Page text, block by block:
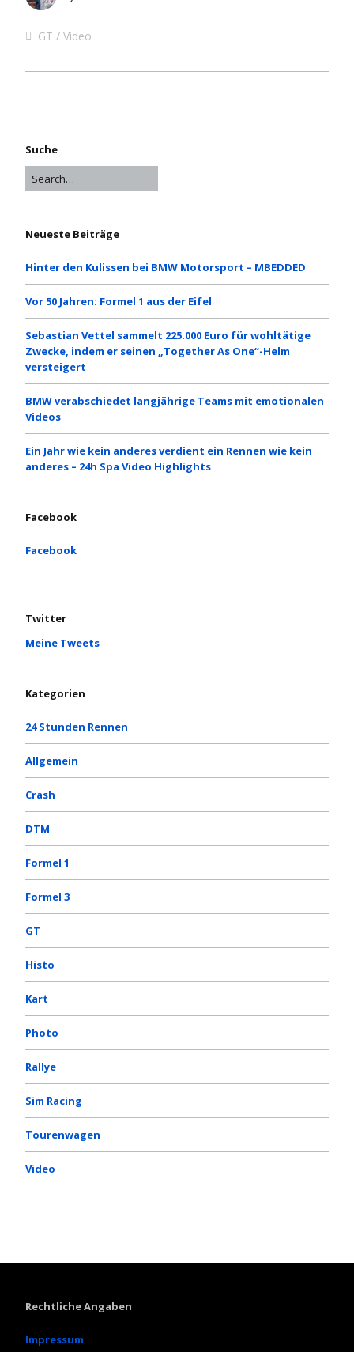
GT Video
Suche
Neueste Beiträge
Hinter den Kulissen bei BMW Motorsport – MBEDDED
Vor 50 Jahren: Formel 1 aus der Eifel
Sebastian Vettel sammelt 225.000 Euro für wohltätige
Zwecke, indem er seinen „Together As One“-Helm
versteigert
BMW verabschiedet langjährige Teams mit emotionalen
Videos
Ein Jahr wie kein anderes verdient ein Rennen wie kein
anderes – 24h Spa Video Highlights
Facebook
Facebook
Twitter
Meine Tweets
Kategorien
24 Stunden Rennen
Allgemein
Crash
DTM
Formel 1
Formel 3
GT
Histo
Kart
Photo
Rallye
Sim Racing
Tourenwagen
Video
Rechtliche Angaben
Impressum